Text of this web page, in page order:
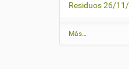
Residuos26/
Ú
l
Más…